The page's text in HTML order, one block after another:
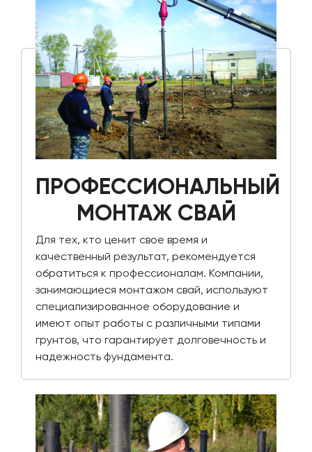
ПРОФЕССИОНАЛЬНЫЙ
МОНТАЖ СВАЙ
Для тех, кто ценит свое время и
качественный результат, рекомендуется
обратиться к профессионалам. Компании,
занимающиеся монтажом свай, используют
специализированное оборудование и
имеют опыт работы с различными типами
грунтов, что гарантирует долговечность и
надежность фундамента.